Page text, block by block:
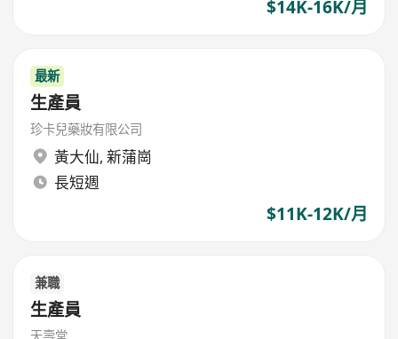
$14K-16K/月
最新
生產員
珍卡兒藥妝有限公司
黃大仙, 新蒲崗
長短週
$11K-12K/月
兼職
生產員